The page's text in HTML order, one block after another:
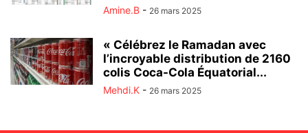
Amine.B - 26 mars 2025
« Célébrez le Ramadan avec
l’incroyable distribution de 2160
colis Coca-Cola Équatorial...
Mehdi.K - 26 mars 2025